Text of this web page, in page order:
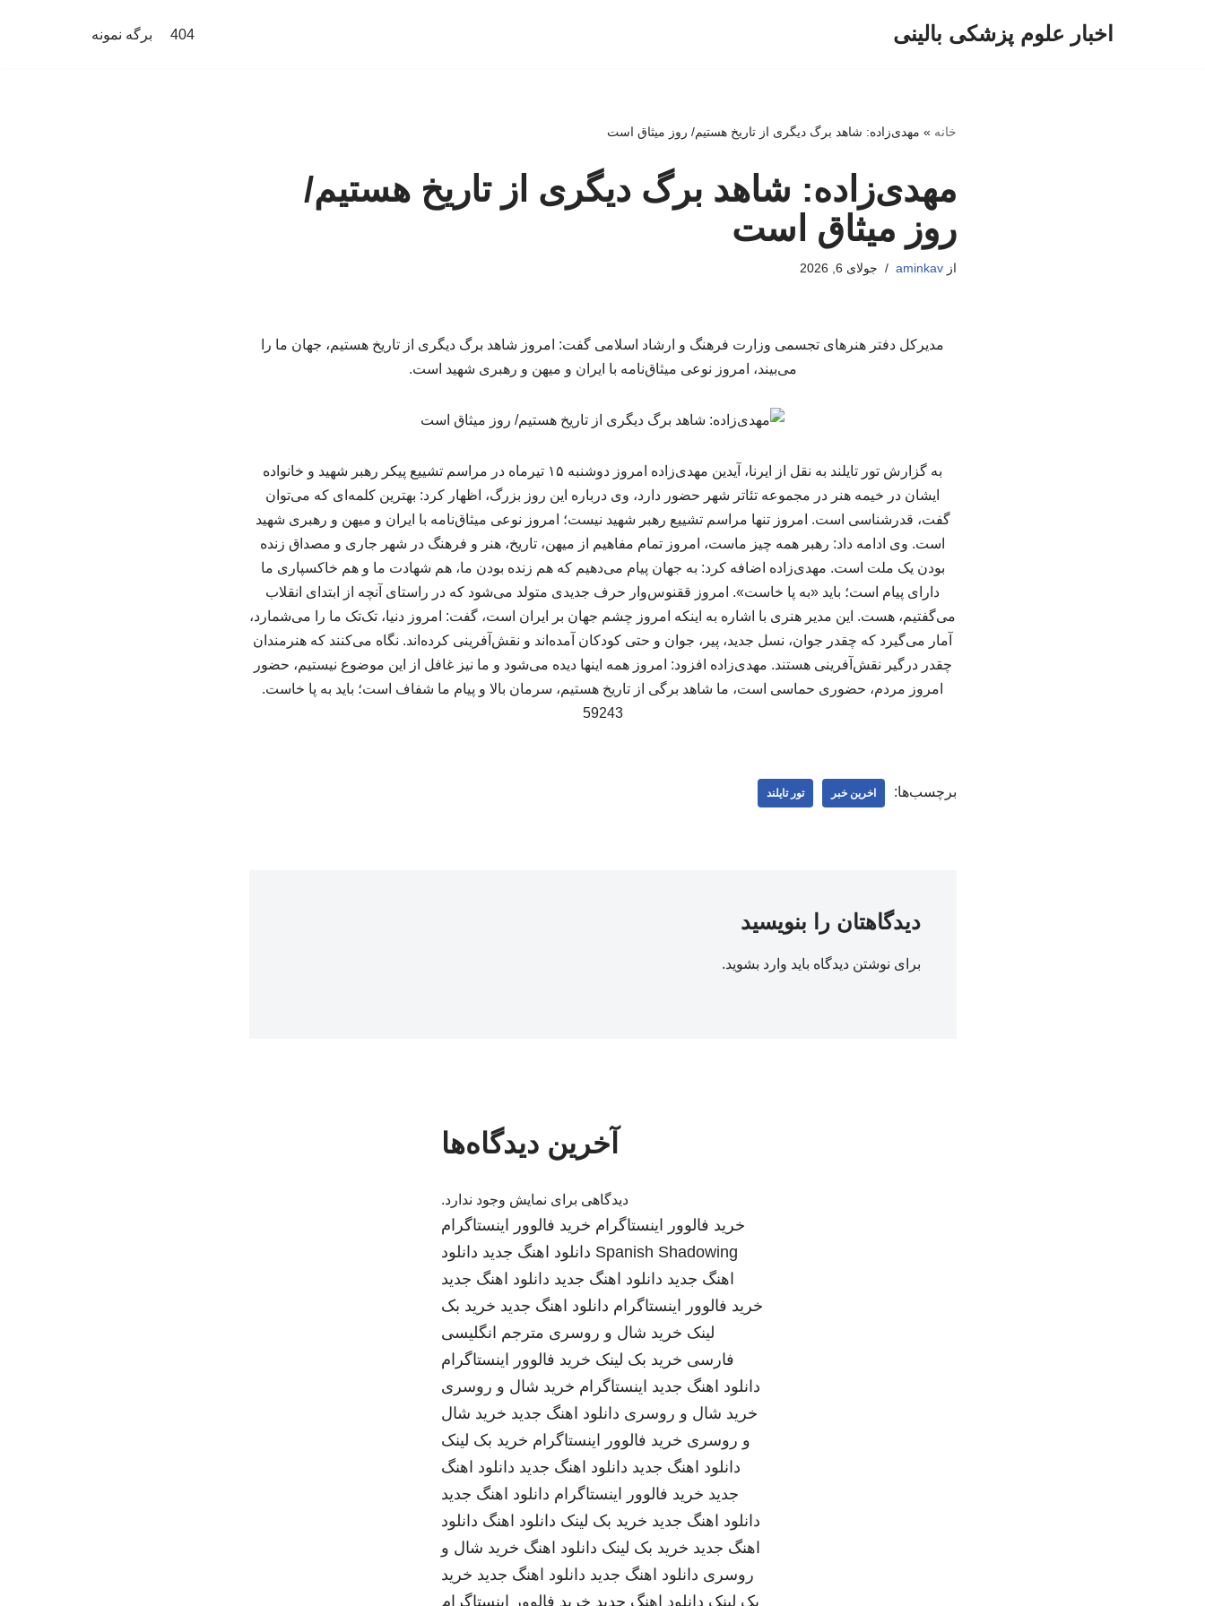
اخبار علوم پزشکی بالینی 404 برگه نمونه
خانه » مهدی‌زاده: شاهد برگ دیگری از تاریخ هستیم/ روز میثاق است
مهدی‌زاده: شاهد برگ دیگری از تاریخ هستیم/
روز میثاق است
ازaminkav جولای 6, 2026
مدیرکل دفتر هنرهای تجسمی وزارت فرهنگ و ارشاد اسلامی گفت: امروز شاهد برگ دیگری از تاریخ هستیم، جهان ما را
می‌بیند، امروز نوعی میثاق‌نامه با ایران و میهن و رهبری شهید است.
به گزارش تور تایلند به نقل از ایرنا، آیدین مهدی‌زاده امروز دوشنبه ۱۵ تیرماه در مراسم تشییع پیکر رهبر شهید و خانواده
ایشان در خیمه هنر در مجموعه تئاتر شهر حضور دارد، وی درباره این روز بزرگ، اظهار کرد: بهترین کلمه‌ای که می‌توان
گفت، قدرشناسی است. امروز تنها مراسم تشییع رهبر شهید نیست؛ امروز نوعی میثاق‌نامه با ایران و میهن و رهبری شهید
است. وی ادامه داد: رهبر همه چیز ماست، امروز تمام مفاهیم از میهن، تاریخ، هنر و فرهنگ در شهر جاری و مصداق زنده
بودن یک ملت است. مهدی‌زاده اضافه کرد: به جهان پیام می‌دهیم که هم زنده بودن ما، هم شهادت ما و هم خاکسپاری ما
دارای پیام است؛ باید «به پا خاست». امروز ققنوس‌وار حرف جدیدی متولد می‌شود که در راستای آنچه از ابتدای انقلاب
می‌گفتیم، هست. این مدیر هنری با اشاره به اینکه امروز چشم جهان بر ایران است، گفت: امروز دنیا، تک‌تک ما را می‌شمارد،
آمار می‌گیرد که چقدر جوان، نسل جدید، پیر، جوان و حتی کودکان آمده‌اند و نقش‌آفرینی کرده‌اند. نگاه می‌کنند که هنرمندان
چقدر درگیر نقش‌آفرینی هستند. مهدی‌زاده افزود: امروز همه اینها دیده می‌شود و ما نیز غافل از این موضوع نیستیم، حضور
امروز مردم، حضوری حماسی است، ما شاهد برگی از تاریخ هستیم، سرمان بالا و پیام ما شفاف است؛ باید به پا خاست.
59243
برچسب‌ها: اخرین خبر تور تایلند
دیدگاهتان را بنویسید
برای نوشتن دیدگاه باید وارد بشوید.
آخرین دیدگاه‌ها
دیدگاهی برای نمایش وجود ندارد.
خرید فالوور اینستاگرام خرید فالوور اینستاگرام
Spanish Shadowing دانلود اهنگ جدید دانلود
اهنگ جدید دانلود اهنگ جدید دانلود اهنگ جدید
خرید فالوور اینستاگرام دانلود اهنگ جدید خرید بک
لینک خرید شال و روسری مترجم انگلیسی
فارسی خرید بک لینک خرید فالوور اینستاگرام
دانلود اهنگ جدید اینستاگرام خرید شال و روسری
خرید شال و روسری دانلود اهنگ جدید خرید شال
و روسری خرید فالوور اینستاگرام خرید بک لینک
دانلود اهنگ جدید دانلود اهنگ جدید دانلود اهنگ
جدید خرید فالوور اینستاگرام دانلود اهنگ جدید
دانلود اهنگ جدید خرید بک لینک دانلود اهنگ دانلود
اهنگ جدید خرید بک لینک دانلود اهنگ خرید شال و
روسری دانلود اهنگ جدید دانلود اهنگ جدید خرید
بک لینک دانلود اهنگ جدید خرید فالوور اینستاگرام